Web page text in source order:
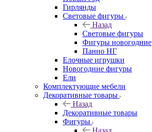
Гирлянды
Световые фигуры
Назад
Световые фигуры
Фигуры новогодние
Панно НГ
Елочные игрушки
Новогодние фигуры
Ели
Комплектующие мебели
Декоративные товары
Назад
Декоративные товары
Фигуры
Назад